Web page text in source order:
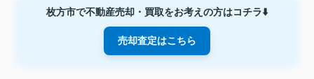
枚方市で不動産売却・買取をお考えの方はコチラ⬇️
売却査定はこちら